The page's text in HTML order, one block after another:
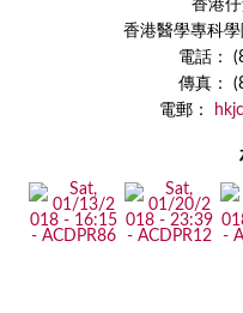
香港
香港醫學專科
電話：
傳真：
電郵：